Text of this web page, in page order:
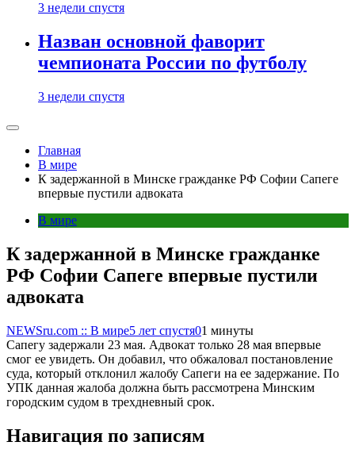
3 недели спустя
Назван основной фаворит
чемпионата России по футболу
3 недели спустя
Главная
В мире
К задержанной в Минске гражданке РФ Софии Сапеге
впервые пустили адвоката
В мире
К задержанной в Минске гражданке
РФ Софии Сапеге впервые пустили
адвоката
NEWSru.com :: В мире5 лет спустя01 минуты
Сапегу задержали 23 мая. Адвокат только 28 мая впервые
смог ее увидеть. Он добавил, что обжаловал постановление
суда, который отклонил жалобу Сапеги на ее задержание. По
УПК данная жалоба должна быть рассмотрена Минским
городским судом в трехдневный срок.
Навигация по записям